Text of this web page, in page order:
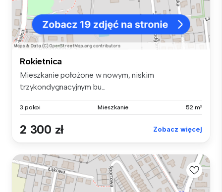
Rokietnica
Mieszkanie położone w nowym, niskim
trzykondygnacyjnym bu...
3 pokoi Mieszkanie 52 m²
2 300 zł Zobacz więcej